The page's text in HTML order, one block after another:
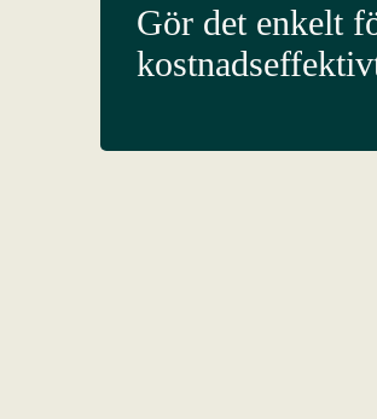
Gör det enkelt